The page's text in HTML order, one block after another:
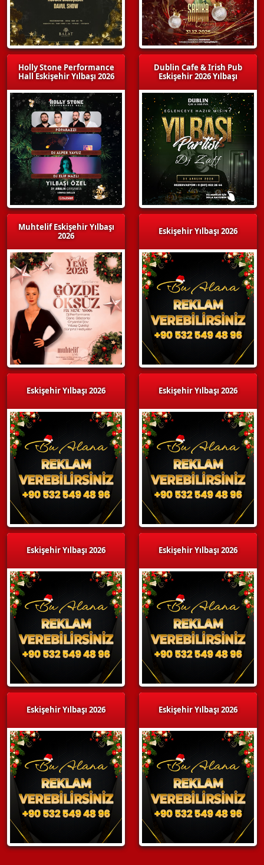
Holly Stone Performance
Hall Eskişehir Yılbaşı 2026
Muhtelif Eskişehir Yılbaşı
2026
Eskişehir Yılbaşı 2026
Eskişehir Yılbaşı 2026
Eskişehir Yılbaşı 2026
Dublin Cafe & Irish Pub
Eskişehir 2026 Yılbaşı
Eskişehir Yılbaşı 2026
Eskişehir Yılbaşı 2026
Eskişehir Yılbaşı 2026
Eskişehir Yılbaşı 2026